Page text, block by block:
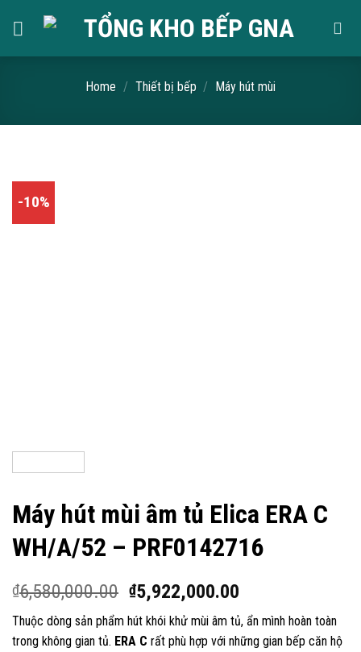
Home / Thiết bị bếp / Máy hút mùi
-10%
Máy hút mùi âm tủ Elica ERA C
WH/A/52 – PRF0142716
₫6,580,000.00 ₫5,922,000.00
Thuộc dòng sản phẩm hút khói khử mùi âm tủ, ẩn mình hoàn toàn
trong không gian tủ. ERA C rất phù hợp với những gian bếp căn hộ